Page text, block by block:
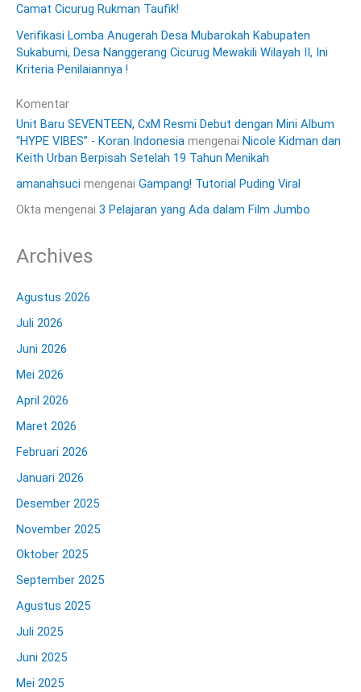
Camat Cicurug Rukman Taufik!
Verifikasi Lomba Anugerah Desa Mubarokah Kabupaten
Sukabumi, Desa Nanggerang Cicurug Mewakili Wilayah II, Ini
Kriteria Penilaiannya !
Komentar
Unit Baru SEVENTEEN, CxM Resmi Debut dengan Mini Album
“HYPE VIBES” - Koran Indonesia mengenai Nicole Kidman dan
Keith Urban Berpisah Setelah 19 Tahun Menikah
amanahsuci mengenai Gampang! Tutorial Puding Viral
Okta mengenai 3 Pelajaran yang Ada dalam Film Jumbo
Archives
Agustus 2026
Juli 2026
Juni 2026
Mei 2026
April 2026
Maret 2026
Februari 2026
Januari 2026
Desember 2025
November 2025
Oktober 2025
September 2025
Agustus 2025
Juli 2025
Juni 2025
Mei 2025